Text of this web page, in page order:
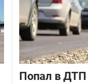
​Попал в ДТП